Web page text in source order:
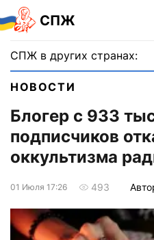
СПЖ
СПЖ в других странах:
НОВОСТИ
Блогер с 933
подписчиков
оккультизма
01 Июля 17:26 493